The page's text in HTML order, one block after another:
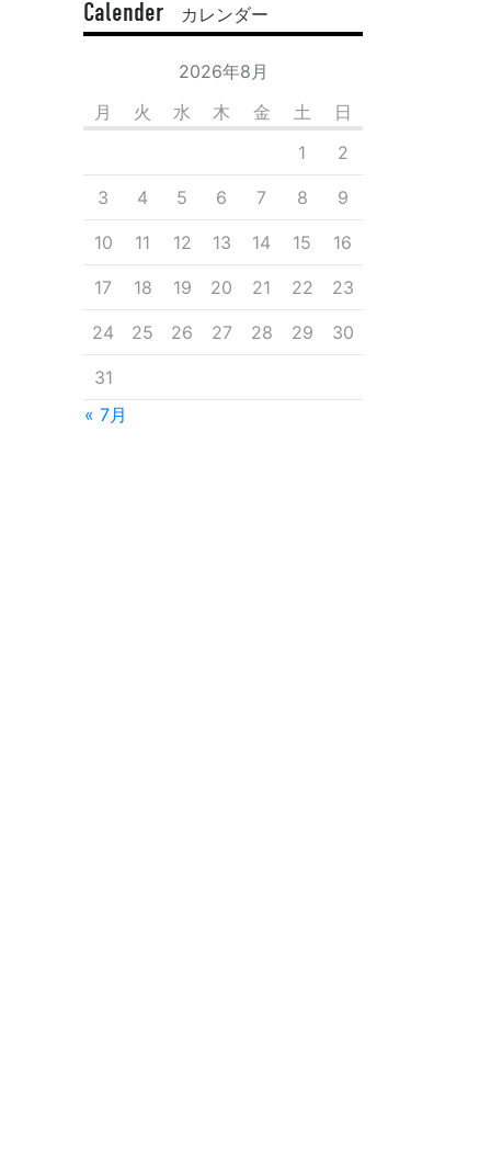
Calender カレンダー
2026年8月
月
火 水 木 金 土 日
« 7月
1 2
3 4 5 6 7 8 9
10 11 12 13 14 15 16
17 18 19 20 21 22 23
24 25 26 27 28 29 30
31